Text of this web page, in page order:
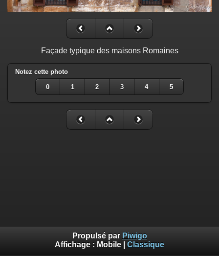
Façade typique des maisons Romaines
Notez cette photo
0 1 2 3 4 5
Propulsé par Piwigo
Affichage : Mobile Classique